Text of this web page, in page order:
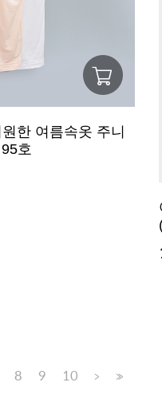
한 여름속옷 주니
호
8 9 10 > >>